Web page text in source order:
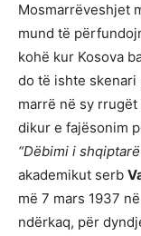
Mosmarrëveshjet
mund të
kohë kur Kosova
do të ishte skenari
marrë në sy
dikur e fajësonim
“Dëbimi i
akademikut serb
më 7 mars 1937
ndërkaq, për